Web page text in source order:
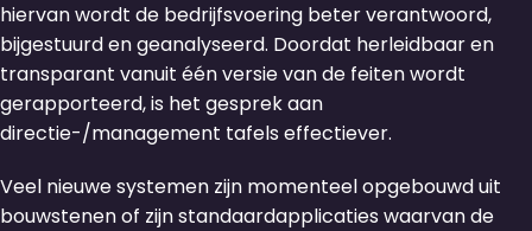
hiervan wordt de bedrijfsvoering beter verantwoord,
bijgestuurd en geanalyseerd. Doordat herleidbaar en
transparant vanuit één versie van de feiten wordt
gerapporteerd, is het gesprek aan
directie-/management tafels effectiever.
Veel nieuwe systemen zijn momenteel opgebouwd uit
bouwstenen of zijn standaardapplicaties waarvan de